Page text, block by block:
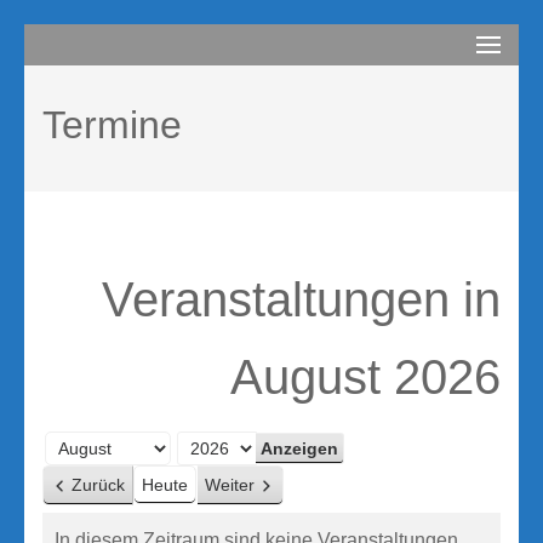
Inhalt
(Enter
drücken)
compurem
Termine
Veranstaltungen in
August 2026
Monat
Jahr
Zurück Heute Weiter